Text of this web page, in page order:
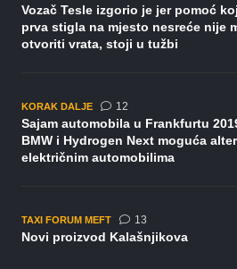
Vozač Tesle izgorio je jer pomoć
prva stigla na mjesto nesreće nije
otvoriti vrata, stoji u tužbi
KORAK DALJE 12komentara
Sajam automobila u Frankfurtu
BMW i Hydrogen Next moguća
električnim automobilima
TAXI FORUM MEFT 13komentara
Novi proizvod Kalašnjikova